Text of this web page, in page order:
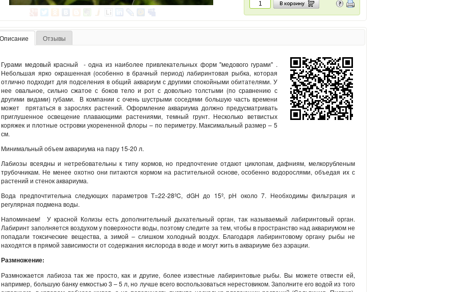
Отзывы
Гурами медовый красный - одна из наиболее привлекательных форм "медового гурами" .
Небольшая ярко окрашенная (особенно в брачный период) лабиринтовая рыбка, которая
отлично подходит для подселения в общий аквариум с другими спокойными обитателями. У
нее овальное, сильно сжатое с боков тело и рот с довольно толстыми (по сравнению с
другими видами) губами. В компании с очень шустрыми соседями большую часть времени
может прятаться в зарослях растений. Оформление аквариума должно предусматривать
приглушенное освещение плавающими растениями, темный грунт. Несколько ветвистых
коряжек и плотные островки укорененной флоры – по периметру. Максимальный размер – 5
см.
Минимальный объем аквариума на пару 15-20 л.
Лабиозы всеядны и нетребовательны к типу кормов, но предпочтение отдают циклопам, дафниям, мелкорубленым
трубочникам. Не менее охотно они питаются кормом на растительной основе, особенно водорослями, объедая их с
растений и стенок аквариума.
Вода предпочтительна следующих параметров Т=22-28ºC, dGH до 15º, рН около 7. Необходимы фильтрация и
регулярная подмена воды.
Напоминаем! У красной Колизы есть дополнительный дыхательный орган, так называемый лабиринтовый орган.
Лабиринт заполняется воздухом у поверхности воды, поэтому следите за тем, чтобы в пространство над аквариумом не
попадали токсические вещества, а зимой – слишком холодный воздух. Благодаря лабиринтовому органу рыбы не
находятся в прямой зависимости от содержания кислорода в воде и могут жить в аквариуме без аэрации.
Размножение:
Размножается лабиоза так же просто, как и другие, более известные лабиринтовые рыбы. Вы можете отвести ей,
например, большую банку емкостью 3 – 5 л, но лучше всего воспользоваться нерестовиком. Заполните его водой из того